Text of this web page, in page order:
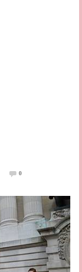
0